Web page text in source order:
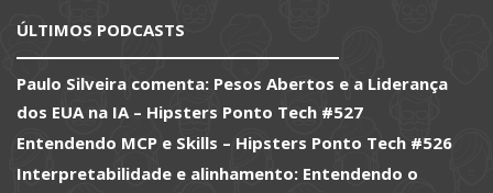
ÚLTIMOS PODCASTS
Paulo Silveira comenta: Pesos Abertos e a Liderança
dos EUA na IA – Hipsters Ponto Tech #527
Entendendo MCP e Skills – Hipsters Ponto Tech #526
Interpretabilidade e alinhamento: Entendendo o